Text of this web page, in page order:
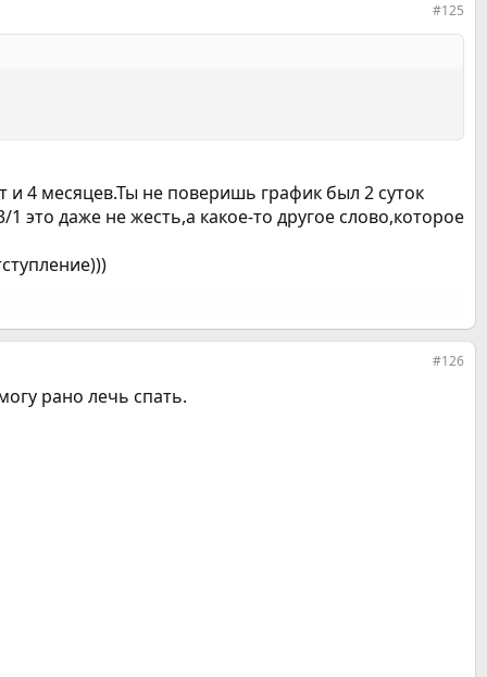
#125
4 месяцев.Ты не поверишь график был 2 суток
это даже не жесть,а какое-то другое слово,которое
#126
рано лечь спать.